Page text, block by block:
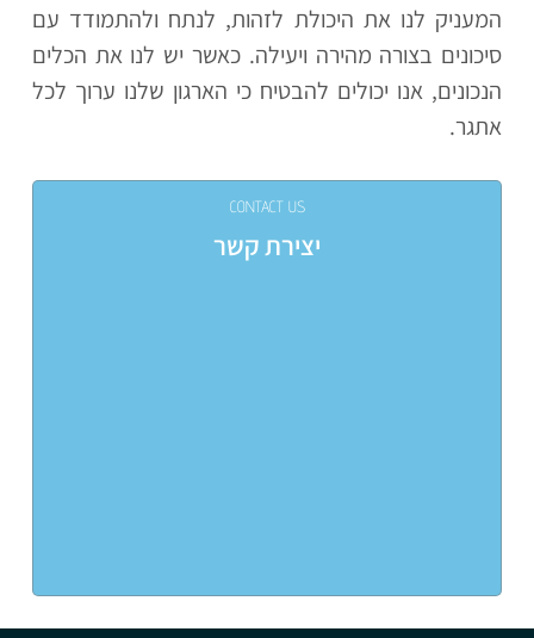
המעניק לנו את היכולת לזהות, לנתח ולהתמודד עם
סיכונים בצורה מהירה ויעילה. כאשר יש לנו את הכלים
הנכונים, אנו יכולים להבטיח כי הארגון שלנו ערוך לכל
אתגר.
CONTACT US
יצירת קשר